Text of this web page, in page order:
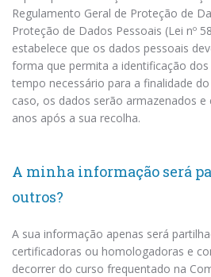
Regulamento Geral de Proteção de
Proteção de Dados Pessoais (Lei nº
estabelece que os dados pessoais
forma que permita a identificação
tempo necessário para a finalidade
caso, os dados serão armazenados
anos após a sua recolha.
A minha informação será
outros?
A sua informação apenas será
certificadoras ou homologadoras e
decorrer do curso frequentado na